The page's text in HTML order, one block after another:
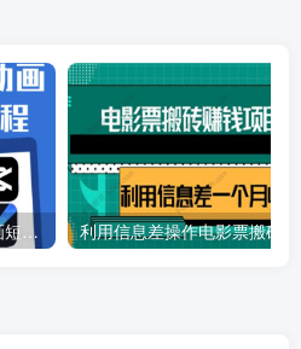
一部手机制作夫妻搞笑动画短视频教程，零基础也能快速上手